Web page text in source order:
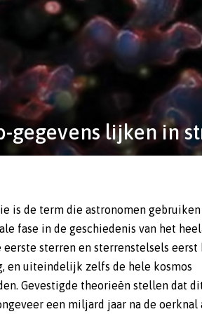
gegevens lijken in
is de term die astronomen
fase in de geschiedenis van het
eerste sterren en sterrenstelsels eerst
en uiteindelijk zelfs de hele kosmos
Gevestigde theorieën stellen dat
een miljard jaar na de oerknal
Lyman-alfabos. Beide stellen
berekenen hoeveel waterstof tijdens
is getransformeerd en hoeveel
was. Webb trekt deze ‘kosmische
nu in twijfel. Met deze
dieper het heelal in kijken